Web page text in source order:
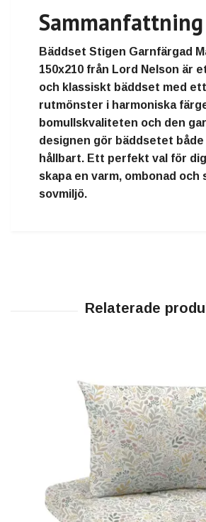
Sammanfattning
Bäddset Stigen Garnfärgad
150x210 från Lord Nelson är
och klassiskt bäddset med
rutmönster i harmoniska
bomullskvaliteten och den
designen gör bäddsetet
hållbart. Ett perfekt val för dig
skapa en varm, ombonad och
sovmiljö.